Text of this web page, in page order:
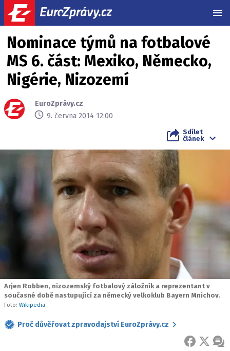
Nominace týmů na fotbalové
MS 6. část: Mexiko, Německo,
Nigérie, Nizozemí
EuroZprávy.cz
9. června 2014 12:00
Sdílet
článek
Arjen Robben, nizozemský fotbalový záložník a reprezentant v
současné době nastupující za německý velkoklub Bayern Mnichov.
Foto: Wikipedia
Proč důvěřovat zpravodajství EuroZprávy.cz
FACEBOOK
X